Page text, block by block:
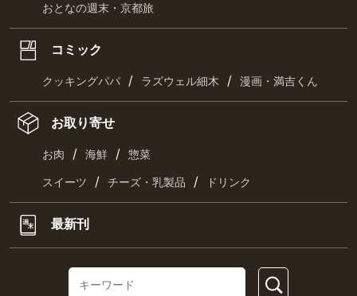
おとなの週末・京都旅
コミック
クッキングパパ / ラズウェル細木 / 漫画・満吉くん
お取り寄せ
お肉 / 海鮮 / 惣菜
スイーツ / チーズ・乳製品 / ドリンク
最新刊